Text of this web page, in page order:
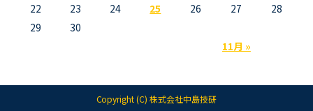
11月 »
22
23 24 25 26 27
28
29
30
Copyright (C) 株式会社中島技研